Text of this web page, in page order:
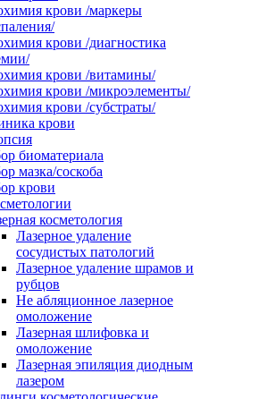
крови /маркеры
крови /диагностика
крови /витамины/
крови /микроэлементы/
крови /субстраты/
крови
биоматериала
мазка/соскоба
крови
косметология
Лазерное удаление
сосудистых патологий
Лазерное удаление шрамов и
рубцов
Не абляционное лазерное
омоложение
Лазерная шлифовка и
омоложение
Лазерная эпиляция диодным
лазером